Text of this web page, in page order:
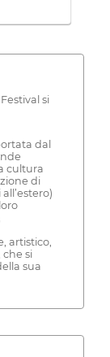
si
dal
cultura
di
artistico,
si
sua